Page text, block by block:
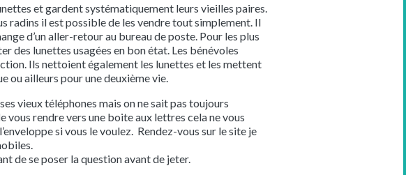
et gardent systématiquement leurs vieilles paires.
radins il est possible de les vendre tout simplement. Il
d’un aller-retour au bureau de poste. Pour les plus
des lunettes usagées en bon état. Les bénévoles
Ils nettoient également les lunettes et les mettent
ou ailleurs pour une deuxième vie.
vieux téléphones mais on ne sait pas toujours
rendre vers une boite aux lettres cela ne vous
si vous le voulez. Rendez-vous sur le site je
de se poser la question avant de jeter.